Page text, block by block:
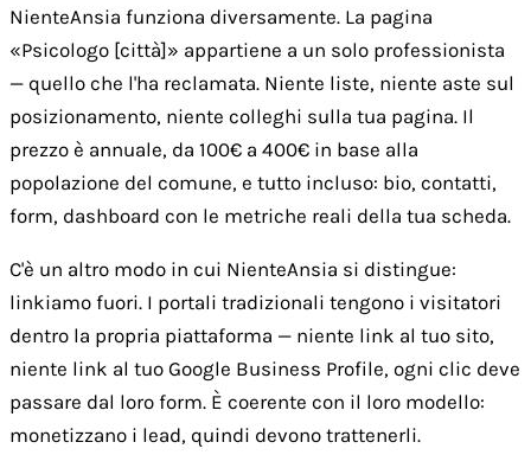
NienteAnsia funziona diversamente. La pagina
«Psicologo [città]» appartiene a un solo professionista
— quello che l'ha reclamata. Niente liste, niente aste sul
posizionamento, niente colleghi sulla tua pagina. Il
prezzo è annuale, da 100€ a 400€ in base alla
popolazione del comune, e tutto incluso: bio, contatti,
form, dashboard con le metriche reali della tua scheda.
C'è un altro modo in cui NienteAnsia si distingue:
linkiamo fuori. I portali tradizionali tengono i visitatori
dentro la propria piattaforma — niente link al tuo sito,
niente link al tuo Google Business Profile, ogni clic deve
passare dal loro form. È coerente con il loro modello:
monetizzano i lead, quindi devono trattenerli.